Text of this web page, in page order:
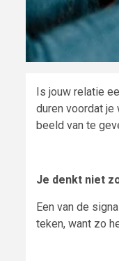
Is jouw relatie
duren voordat je
beeld van te
Je denkt niet
Een van de
teken, want zo